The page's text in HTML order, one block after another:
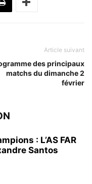
Article suivant
des principaux
matchs du dimanche 2
février
: L’AS FAR
Santos